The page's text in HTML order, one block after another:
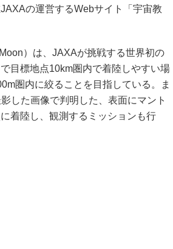
の運営するWebサイト「宇宙教
）は、JAXAが挑戦する世界初の
目標地点10km圏内で着陸しやすい場
圏内に絞ることを目指している。ま
した画像で判明した、表面にマント
着陸し、観測するミッションも行